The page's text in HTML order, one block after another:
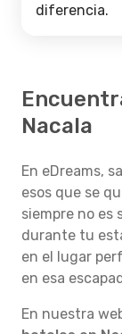
diferencia.
Nacala
En eDreams,
esos que se
siempre no es
durante tu
en el lugar
en esa
En nuestra